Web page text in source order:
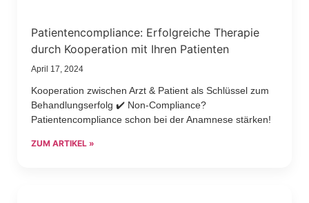
Patientencompliance: Erfolgreiche Therapie
durch Kooperation mit Ihren Patienten
April 17, 2024
Kooperation zwischen Arzt & Patient als Schlüssel zum
Behandlungserfolg ✔️ Non-Compliance?
Patientencompliance schon bei der Anamnese stärken!
ZUM ARTIKEL »